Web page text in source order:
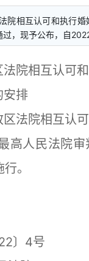
院相互认可和执行
，现予公布，自
院相互认可
安排
法院相互认
高人民法院审
。
〕4号